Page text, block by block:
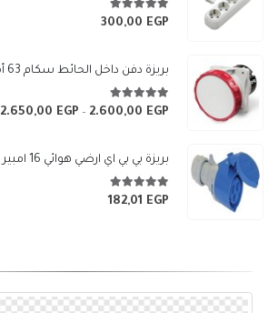
5.00 من 5
300,00 EGP
بريزة دفن داخل الحائط سكام 63 أمبير IP67
5.00 من 5
2.600,00 EGP
–
2.650,00 EGP
بريزة بي بي اي ارضي هوائي 16 امبير
5.00 من 5
182,01 EGP